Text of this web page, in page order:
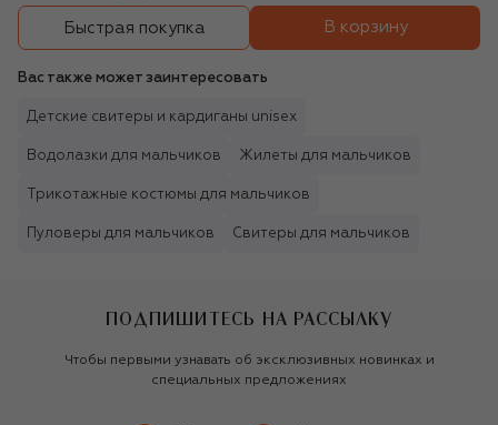
Быстрая покупка В корзину
Вас также может заинтересовать
Детские свитеры и кардиганы unisex
Водолазки для мальчиков Жилеты для мальчиков
Трикотажные костюмы для мальчиков
Пуловеры для мальчиков Свитеры для мальчиков
ПОДПИШИТЕСЬ НА РАССЫЛКУ
Чтобы первыми узнавать об эксклюзивных новинках и
специальных предложениях